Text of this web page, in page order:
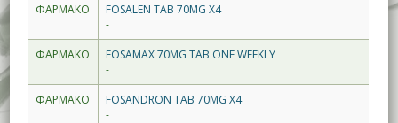
ΦΑΡΜΑΚΟ
FOSALEN TAB 70MG X4
-
ΦΑΡΜΑΚΟ
FOSAMAX 70MG TAB ONE WEEKLY
-
ΦΑΡΜΑΚΟ
FOSANDRON TAB 70MG X4
-